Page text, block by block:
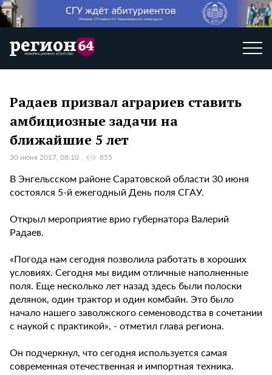
Радаев призвал аграриев ставить
амбициозные задачи на
ближайшие 5 лет
30 июня 2017, 08:10 855
В Энгельсском районе Саратовской области 30 июня
состоялся 5-й ежегодный День поля СГАУ.
Открыл мероприятие врио губернатора Валерий
Радаев.
«Погода нам сегодня позволила работать в хороших
условиях. Сегодня мы видим отличные наполненные
поля. Еще несколько лет назад здесь были полоски
делянок, один трактор и один комбайн. Это было
начало нашего заволжского семеноводства в сочетании
с наукой с практикой», - отметил глава региона.
Он подчеркнул, что сегодня используется самая
современная отечественная и импортная техника.